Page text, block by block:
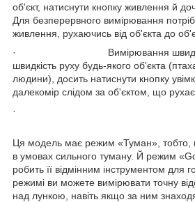
об'єкт, натиснути кнопку живлення й
Для безперервного вимірювання
живлення, рухаючись від об'єкта до
· Вимірювання швидкості.
швидкість руху будь-якого об'єкта
людини), досить натиснути кнопку
далекомір слідом за об'єктом, що
·
Ця модель має режим «Туман», тобто,
в умовах сильного туману. Й режим
робить її відмінним інструментом для
режимі ви можете вимірювати точну
над лункою, навіть якщо за ним